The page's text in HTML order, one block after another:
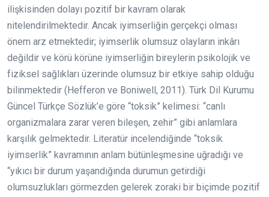
ilişkisinden dolayı pozitif bir kavram olarak
nitelendirilmektedir. Ancak iyimserliğin gerçekçi olması
önem arz etmektedir; iyimserlik olumsuz olayların inkârı
değildir ve körü körüne iyimserliğin bireylerin psikolojik ve
fiziksel sağlıkları üzerinde olumsuz bir etkiye sahip olduğu
bilinmektedir (Hefferon ve Boniwell, 2011). Türk Dil Kurumu
Güncel Türkçe Sözlük’e göre “toksik” kelimesi: “canlı
organizmalara zarar veren bileşen, zehir” gibi anlamlara
karşılık gelmektedir. Literatür incelendiğinde “toksik
iyimserlik” kavramının anlam bütünleşmesine uğradığı ve
“yıkıcı bir durum yaşandığında durumun getirdiği
olumsuzlukları görmezden gelerek zoraki bir biçimde pozitif